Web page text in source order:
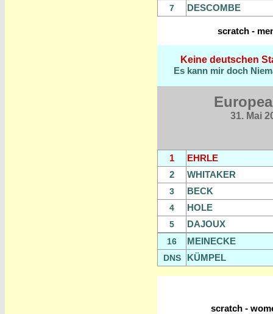
7 DESCOMBE
scratch -
Keine deutschen
Es kann mir doch
31. Mai
1
EHRLE
2
WHITAKER
3 BECK
4 HOLE
5 DAJOUX
16 MEINECKE
DNS KÜMPEL
scratch -